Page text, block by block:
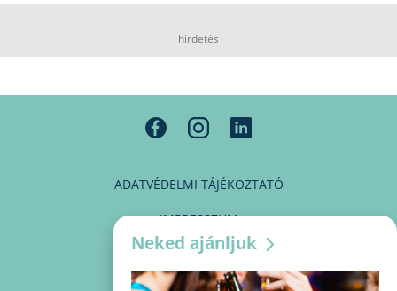
hirdetés
ADATVÉDELMI TÁJÉKOZTATÓ
IMPRESSZUM
MÉDIAAJÁNLAT
Neked ajánljuk